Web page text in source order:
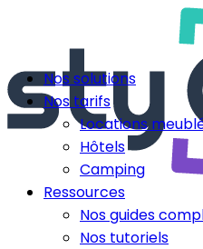
Nos solutions
Nos tarifs
Locations
Hôtels
Camping
Ressources
Nos guides
Nos tutoriels